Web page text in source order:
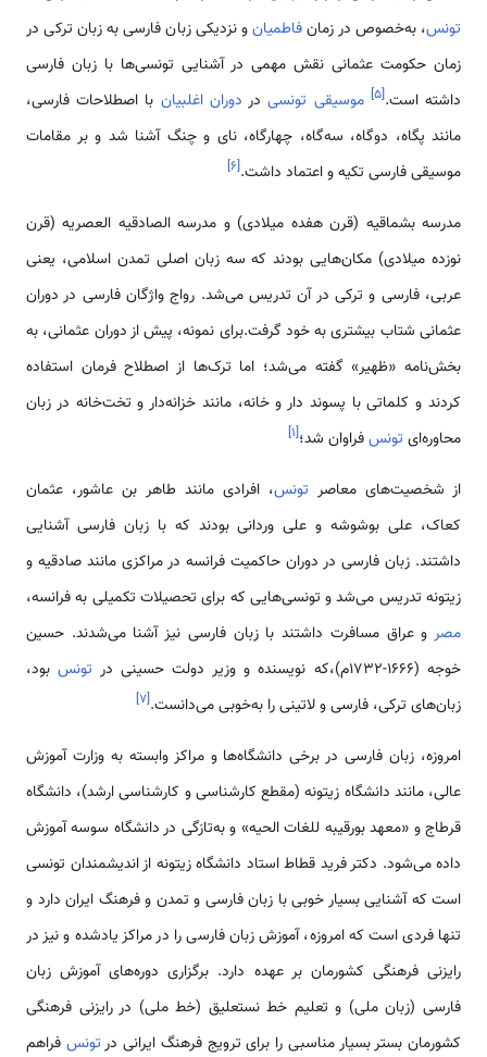
تونس، به‌خصوص در زمانفاطمیانو نزدیکی زبان فارسی به زبان ترکی در
زمان حکومت عثمانی نقش مهمی در آشنایی تونسی‌ها با زبان فارسی
داشته است.[۵] موسیقی تونسیدر دوران اغلبیان با اصطلاحات فارسی،
مانند پگاه، دوگاه، سه‌گاه، چهارگاه، نای و چنگ آشنا شد و بر مقامات
موسیقی فارسی تکیه و اعتماد داشت.[۶]
مدرسه بشماقیه (قرن هفده میلادی) و مدرسه الصادقیه العصریه (قرن
نوزده میلادی) مکان‌هایی بودند که سه زبان اصلی تمدن اسلامی، یعنی
عربی، فارسی و ترکی در آن تدریس می‌شد. رواج واژگان فارسی در دوران
عثمانی شتاب بیشتری به خود گرفت.برای نمونه، پیش از دوران عثمانی، به
بخش‌نامه «ظهیر» گفته می‌شد؛ اما ترک‌ها از اصطلاح فرمان استفاده
کردند و کلماتی با پسوند دار و خانه، مانند خزانه‌دار و تخت‌خانه در زبان
محاوره‌ای تونسفراوان شد؛[۱]
از شخصیت‌های معاصر تونس، افرادی مانند طاهر بن عاشور، عثمان
کعاک، علی بوشوشه و علی وردانی بودند که با زبان فارسی آشنایی
داشتند. زبان فارسی در دوران حاکمیت فرانسه در مراکزی مانند صادقیه و
زیتونه تدریس می‌شد و تونسی‌هایی که برای تحصیلات تکمیلی به فرانسه،
مصر و عراق مسافرت داشتند با زبان فارسی نیز آشنا می‌شدند. حسین
خوجه (۱۶۶۶-۱۷۳۲م)،که نویسنده و وزیر دولت حسینی در
تونسبود،
زبان‌های ترکی، فارسی و لاتینی را به‌خوبی می‌دانست.[۷]
امروزه، زبان فارسی در برخی دانشگاه‌ها و مراکز وابسته به وزارت آموزش
عالی، مانند دانشگاه زیتونه (مقطع کارشناسی و کارشناسی ارشد)، دانشگاه
قرطاج و «معهد بورقیبه للغات الحیه» و به‌تازگی در دانشگاه سوسه آموزش
داده می‌شود. دکتر فرید قطاط استاد دانشگاه زیتونه از اندیشمندان تونسی
است که آشنایی بسیار خوبی با زبان فارسی و تمدن و فرهنگ ایران دارد و
تنها فردی است که امروزه، آموزش زبان فارسی را در مراکز یادشده و نیز در
رایزنی فرهنگی کشورمان بر عهده دارد. برگزاری دوره‌های آموزش زبان
فارسی (زبان ملی) و تعلیم خط نستعلیق (خط ملی) در رایزنی فرهنگی
کشورمان بستر بسیار مناسبی را برای ترویج فرهنگ ایرانی درتونس فراهم